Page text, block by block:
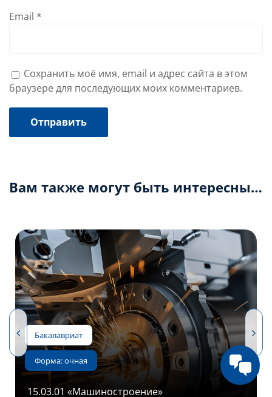
Email *
Сохранить моё имя, email и адрес сайта в этом
браузере для последующих моих комментариев.
Вам также могут быть интересны…
24.05.01 «Проектирование, производство и
эксплуатация ракет и ракетно-космических
комплексов»